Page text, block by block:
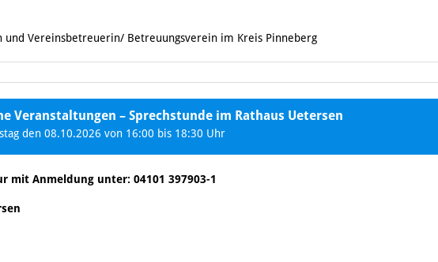
und Vereinsbetreuerin/ Betreuungsverein im Kreis Pinneberg
Veranstaltungen – Sprechstunde im Rathaus Uetersen
den 08.10.2026 von 16:00 bis 18:30 Uhr
mit Anmeldung unter: 04101 397903-1